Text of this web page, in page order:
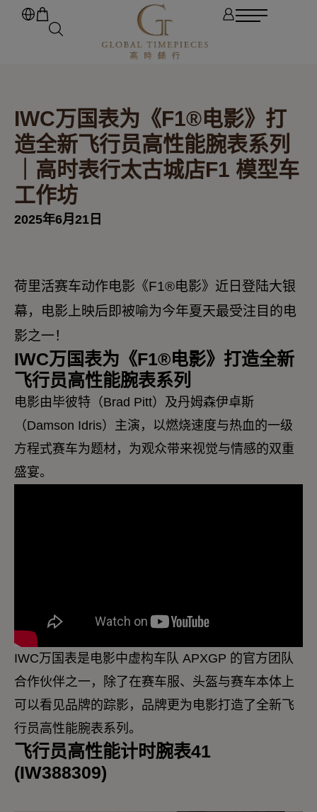
IWC万国表为《F1®电影》打
造全新飞行员高性能腕表系列
｜高时表行太古城店F1 模型车
工作坊
2025年6月21日
荷里活赛车动作电影《F1®电影》近日登陆大银
幕，电影上映后即被喻为今年夏天最受注目的电
影之一！
IWC万国表为《F1®电影》打造全新
飞行员高性能腕表系列
电影由毕彼特（Brad Pitt）及丹姆森伊卓斯
（Damson Idris）主演，以燃烧速度与热血的一级
方程式赛车为题材，为观众带来视觉与情感的双重
盛宴。
IWC万国表是电影中虚构车队 APXGP 的官方团队
合作伙伴之一，除了在赛车服、头盔与赛车本体上
可以看见品牌的踪影，品牌更为电影打造了全新飞
行员高性能腕表系列。
飞行员高性能计时腕表41
(IW388309)